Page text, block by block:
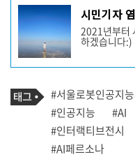
기
사
작
성
자
프
필
시민기자
2021년부터
하겠습니다:)
기
사
관
련
태
그
태
그
#서울로봇인공지
#인공지능
#AI
#인터랙티브전시
#AI페르소나